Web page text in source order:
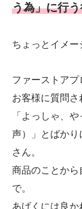
う為」に行
ちょっとイメー
ファーストア
お客様に質問さ
「よっしゃ、
声）」とばか
さん。
商品のことから
で。
あげくには良か